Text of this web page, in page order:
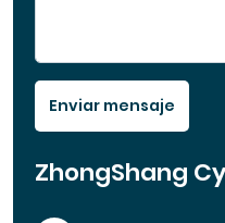
Enviar mensaje
ZhongShang